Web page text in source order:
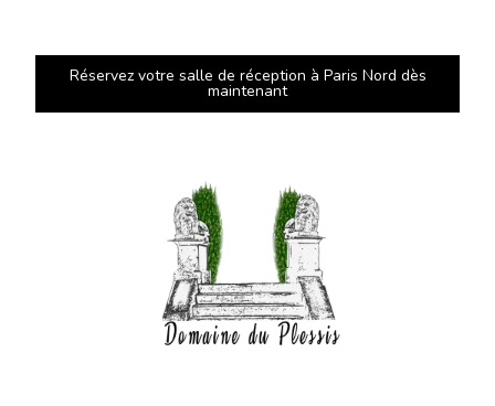
Réservez votre salle de réception à Paris Nord dès
maintenant